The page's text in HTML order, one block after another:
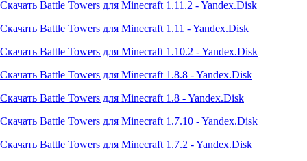
Скачать Battle Towers для Minecraft 1.11.2 - Yandex.Disk
Скачать Battle Towers для Minecraft 1.11 - Yandex.Disk
Скачать Battle Towers для Minecraft 1.10.2 - Yandex.Disk
Скачать Battle Towers для Minecraft 1.8.8 - Yandex.Disk
Скачать Battle Towers для Minecraft 1.8 - Yandex.Disk
Скачать Battle Towers для Minecraft 1.7.10 - Yandex.Disk
Скачать Battle Towers для Minecraft 1.7.2 - Yandex.Disk